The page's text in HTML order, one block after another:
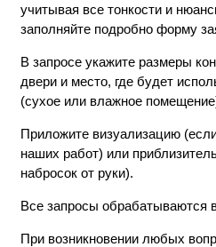
учитывая все тонкости и
заполняйте подробно форму
В запросе укажите размеры
двери и место, где будет
(сухое или влажное
Приложите визуализацию
наших работ) или
набросок от руки).
Все запросы обрабатываются
При возникновении любых